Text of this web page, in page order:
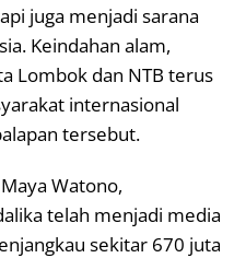
juga menjadi sarana
Keindahan alam,
Lombok dan NTB terus
internasional
tersebut.
Watono,
telah menjadi media
sekitar 670 juta